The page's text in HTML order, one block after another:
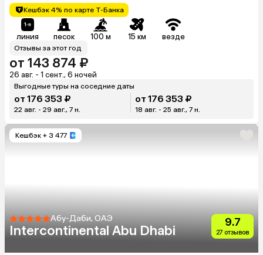
Кешбэк 4% по карте Т-Банка
линия песок 100 м 15 км везде
Отзывы за этот год
от 143 874 ₽
26 авг. - 1 сент., 6 ночей
Выгодные туры на соседние даты
от 176 353 ₽
22 авг. - 29 авг., 7 н.
от 176 353 ₽
18 авг. - 25 авг., 7 н.
Кешбэк + 3 477
Абу-Даби, ОАЭ
Intercontinental Abu Dhabi
9.7
27 отзывов